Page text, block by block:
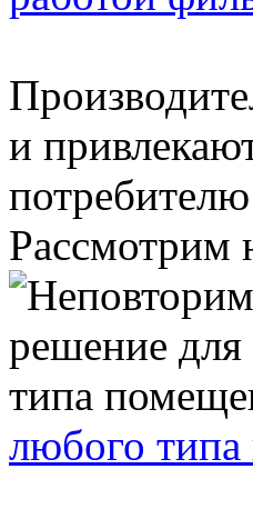
и
Рассмотрим
любого